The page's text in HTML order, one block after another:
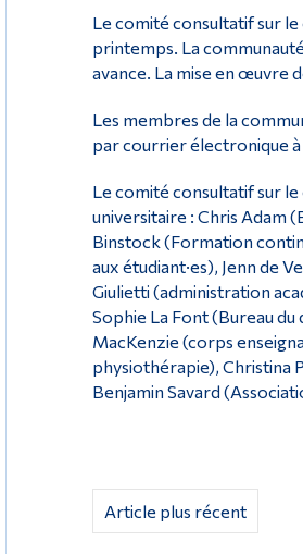
Le comité consultatif sur
printemps. La
avance. La mise en œuvre
Les membres de la
par courrier électronique à
Le comité consultatif sur
universitaire : Chris Adam
Binstock (Formation
aux étudiant·es), Jenn de
Giulietti (administration
Sophie La Font (Bureau
MacKenzie (corps
physiothérapie), Christina
Benjamin Savard
Article plus récent